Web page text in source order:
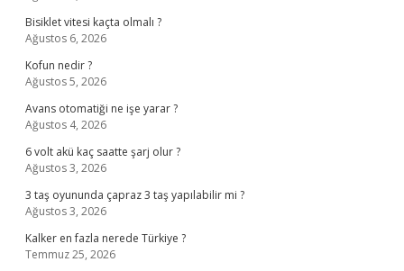
Bisiklet vitesi kaçta olmalı ?
Ağustos 6, 2026
Kofun nedir ?
Ağustos 5, 2026
Avans otomatiği ne işe yarar ?
Ağustos 4, 2026
6 volt akü kaç saatte şarj olur ?
Ağustos 3, 2026
3 taş oyununda çapraz 3 taş yapılabilir mi ?
Ağustos 3, 2026
Kalker en fazla nerede Türkiye ?
Temmuz 25, 2026